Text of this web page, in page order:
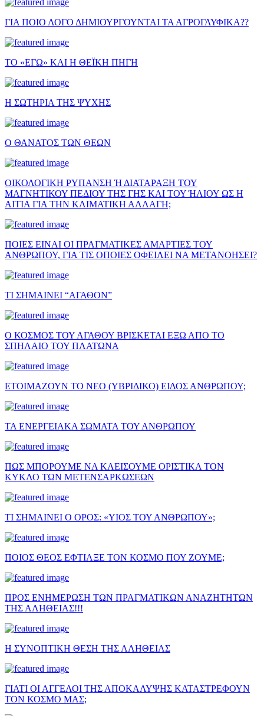
ΓΙΑ ΠΟΙΟ ΛΟΓΟ ΔΗΜΙΟΥΡΓΟΥΝΤΑΙ ΤΑ ΑΓΡΟΓΛΥΦΙΚΑ??
ΤΟ «ΕΓΩ» ΚΑΙ Η ΘΕΪΚΗ ΠΗΓΗ
Η ΣΩΤΗΡΙΑ ΤΗΣ ΨΥΧΗΣ
Ο ΘΑΝΑΤΟΣ ΤΩΝ ΘΕΩΝ
ΟΙΚΟΛΟΓΙΚΗ ΡΥΠΑΝΣΗ Ή ΔΙΑΤΑΡΑΞΗ ΤΟΥ
ΜΑΓΝΗΤΙΚΟΥ ΠΕΔΙΟΥ ΤΗΣ ΓΗΣ ΚΑΙ ΤΟΥ ΉΛΙΟΥ ΩΣ Η
ΑΙΤΙΑ ΓΙΑ ΤΗΝ ΚΛΙΜΑΤΙΚΗ ΑΛΛΑΓΗ;
ΠΟΙΕΣ ΕΙΝΑΙ ΟΙ ΠΡΑΓΜΑΤΙΚΕΣ ΑΜΑΡΤΙΕΣ ΤΟΥ
ΑΝΘΡΩΠΟΥ, ΓΙΑ ΤΙΣ ΟΠΟΙΕΣ ΟΦΕΙΛΕΙ ΝΑ ΜΕΤΑΝΟΗΣΕΙ?
ΤΙ ΣΗΜΑΙΝΕΙ “ΑΓΑΘΟΝ”
Ο ΚΟΣΜΟΣ ΤΟΥ ΑΓΑΘΟΥ ΒΡΙΣΚΕΤΑΙ ΕΞΩ ΑΠΟ ΤΟ
ΣΠΗΛΑΙΟ ΤΟΥ ΠΛΑΤΩΝΑ
ΕΤΟΙΜΑΖΟΥΝ ΤΟ ΝΕΟ (ΥΒΡΙΔΙΚΟ) ΕΙΔΟΣ ΑΝΘΡΩΠΟΥ;
ΤΑ ΕΝΕΡΓΕΙΑΚΑ ΣΩΜΑΤΑ ΤΟΥ ΑΝΘΡΩΠΟΥ
ΠΩΣ ΜΠΟΡΟΥΜΕ ΝΑ ΚΛΕΙΣΟΥΜΕ ΟΡΙΣΤΙΚΑ ΤΟΝ
ΚΥΚΛΟ ΤΩΝ ΜΕΤΕΝΣΑΡΚΩΣΕΩΝ
ΤΙ ΣΗΜΑΙΝΕΙ Ο ΟΡΟΣ: «ΥΙΟΣ ΤΟΥ ΑΝΘΡΩΠΟΥ»;
ΠΟΙΟΣ ΘΕΟΣ ΕΦΤΙΑΞΕ ΤΟΝ ΚΟΣΜΟ ΠΟΥ ΖΟΥΜΕ;
ΠΡΟΣ ΕΝΗΜΕΡΩΣΗ ΤΩΝ ΠΡΑΓΜΑΤΙΚΩΝ ΑΝΑΖΗΤΗΤΩΝ
ΤΗΣ ΑΛΗΘΕΙΑΣ!!!
Η ΣΥΝΟΠΤΙΚΗ ΘΕΣΗ ΤΗΣ ΑΛΗΘΕΙΑΣ
ΓΙΑΤΙ ΟΙ ΑΓΓΕΛΟΙ ΤΗΣ ΑΠΟΚΑΛΥΨΗΣ ΚΑΤΑΣΤΡΕΦΟΥΝ
ΤΟΝ ΚΟΣΜΟ ΜΑΣ;